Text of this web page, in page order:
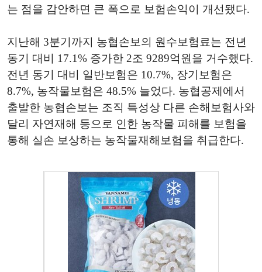
는 점을 감안하면 큰 폭으로 보험손익이 개선됐다.
지난해 3분기까지 농협손보의 원수보험료는 전년
동기 대비 17.1% 증가한 2조 9289억원을 거수했다.
전년 동기 대비 일반보험은 10.7%, 장기보험은
8.7%, 농작물보험은 48.5% 늘었다. 농협공제에서
출발한 농협손보는 조직 특성상 다른 손해보험사와
달리 자연재해 등으로 인한 농작물 피해를 보험을
통해 실손 보상하는 농작물재해보험을 취급한다.